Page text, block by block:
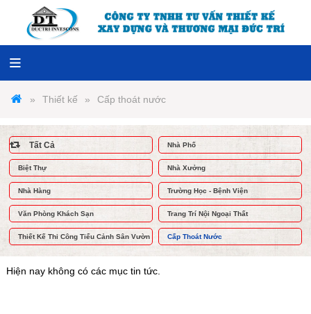
Thiết kế Cấp thoát nước
Tất Cả Nhà Phố
Biệt Thự Nhà Xưởng
Nhà Hàng Trường Học - Bệnh Viện
Văn Phòng Khách Sạn Trang Trí Nội Ngoại Thất
Thiết Kế Thi Công Tiểu Cảnh Sân Vườn Cấp Thoát Nước
Hiện nay không có các mục tin tức.